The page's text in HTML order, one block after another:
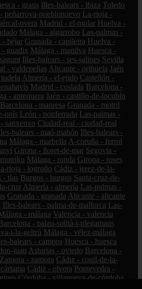
- graus Illes-balears - ibiza Toledo
peñarroya-pueblonuevo La-rioja -
overa Madrid - el-molar Huelva -
Málaga - algarrobo Las-palmas -
- béjar Granada - capileira Huelva -
- guadix Málaga - manilva Huesca -
Illes-balears - ses-salines Sevilla
- valdepeñas Alicante - orihuela Jaén
Almería - el-ejido Castellón -
Madrid - coslada Barcelona -
- antequera Jaén - castillo-de-locubín
Barcelona - manresa Granada - motril
onís León - ponferrada Las-palmas -
sanxenxo Ciudad-real - ciudad-real
balears - maó-mahón Illes-balears -
Málaga - marbella A-coruña - ferrol
Girona - lloret-de-mar Segovia -
Málaga - ronda Girona - roses
rioja - logroño Cádiz - jerez-de-la-
- tías Burgos - burgos Santa-cruz-de-
cruz Almería - almería Las-palmas -
Granada - granada Alicante - alicante
Illes-balears - palma-de-mallorca Las-
- málaga Valencia - valencia
- palau-solità-i-plegamans
i-la-geltrú Málaga - vélez-málaga
balears - campos Huesca - huesca
juan Asturias - oviedo Barcelona -
Zamora - zamora Cádiz - conil-de-la-
Cádiz - olvera Pontevedra -
Córdoba - villanueva-de-córdoba